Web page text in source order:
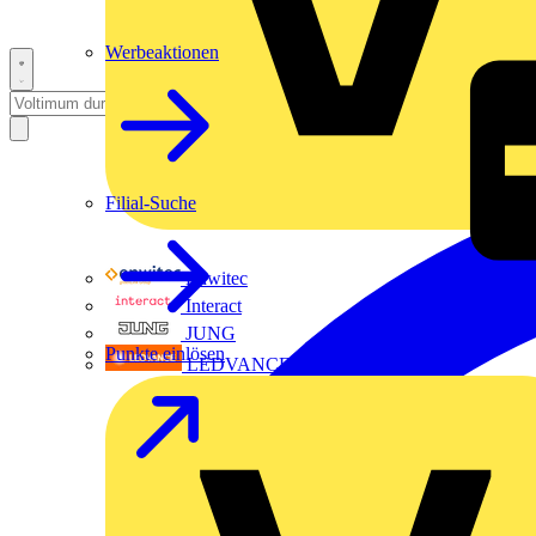
Enwitec
Interact
JUNG
LEDVANCE
Werbeaktionen
Filial-Suche
Punkte einlösen